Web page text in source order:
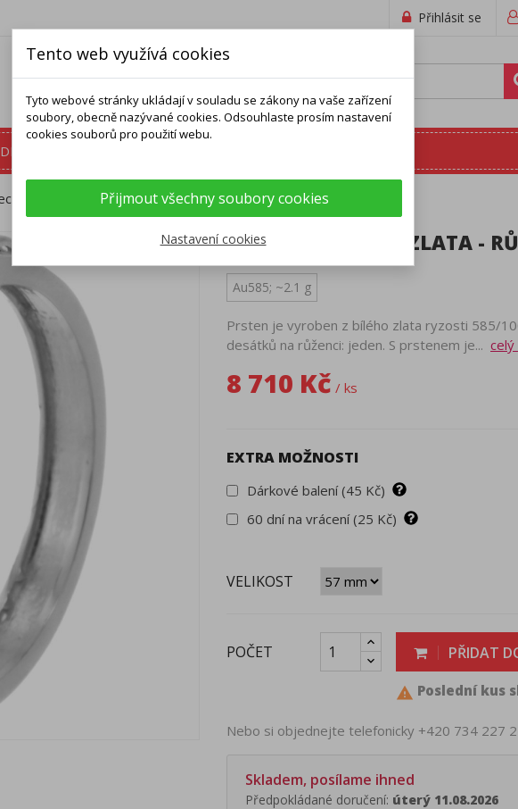
Přihlásit se
PRSTEN Z BÍLÉHO ZLATA -
Au585; ~2.1 g
Prsten je vyroben z bílého zlata ryzosti 585/
desátků na růženci: jeden. S prstenem je... celý
8 710 Kč / ks
EXTRA MOŽNOSTI
Dárkové balení (45 Kč)
60 dní na vrácení (25 Kč)
VELIKOST
POČET PŘIDAT
 Poslední kus
Nebo si objednejte telefonicky +420 734 227
Skladem, posílame ihned
Předpokládané doručení: úterý 11.08.2026
Tento web využívá cookies
Tyto webové stránky ukládají v souladu se zákony na vaše zařízení
soubory, obecně nazývané cookies. Odsouhlaste prosím nastavení
cookies souborů pro použití webu.
Přijmout všechny soubory cookies
Nastavení cookies